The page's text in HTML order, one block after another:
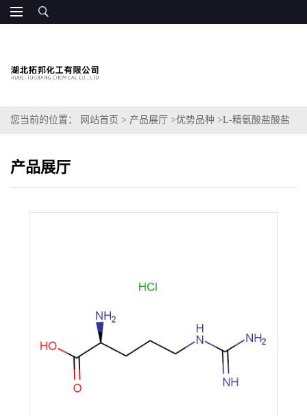
您当前的位置： 网站首页 > 产品展厅 >优势品种 >L-精氨酸盐酸盐
产品展厅